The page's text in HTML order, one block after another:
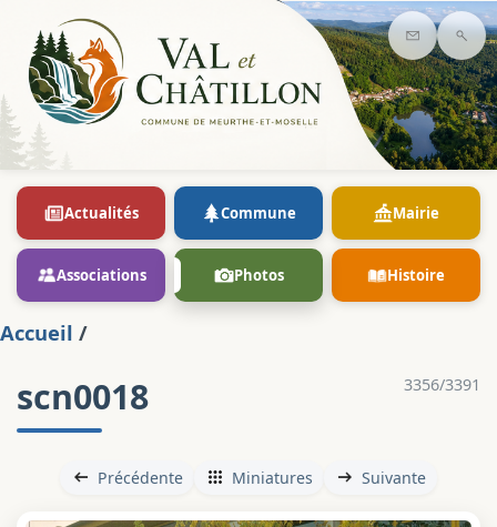
Contact
Actualités Commune Mairie
Associations Photos Histoire
Accueil /
3356/3391
scn0018
Précédente Miniatures Suivante